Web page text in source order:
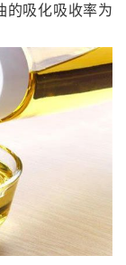
的吸化吸收率为